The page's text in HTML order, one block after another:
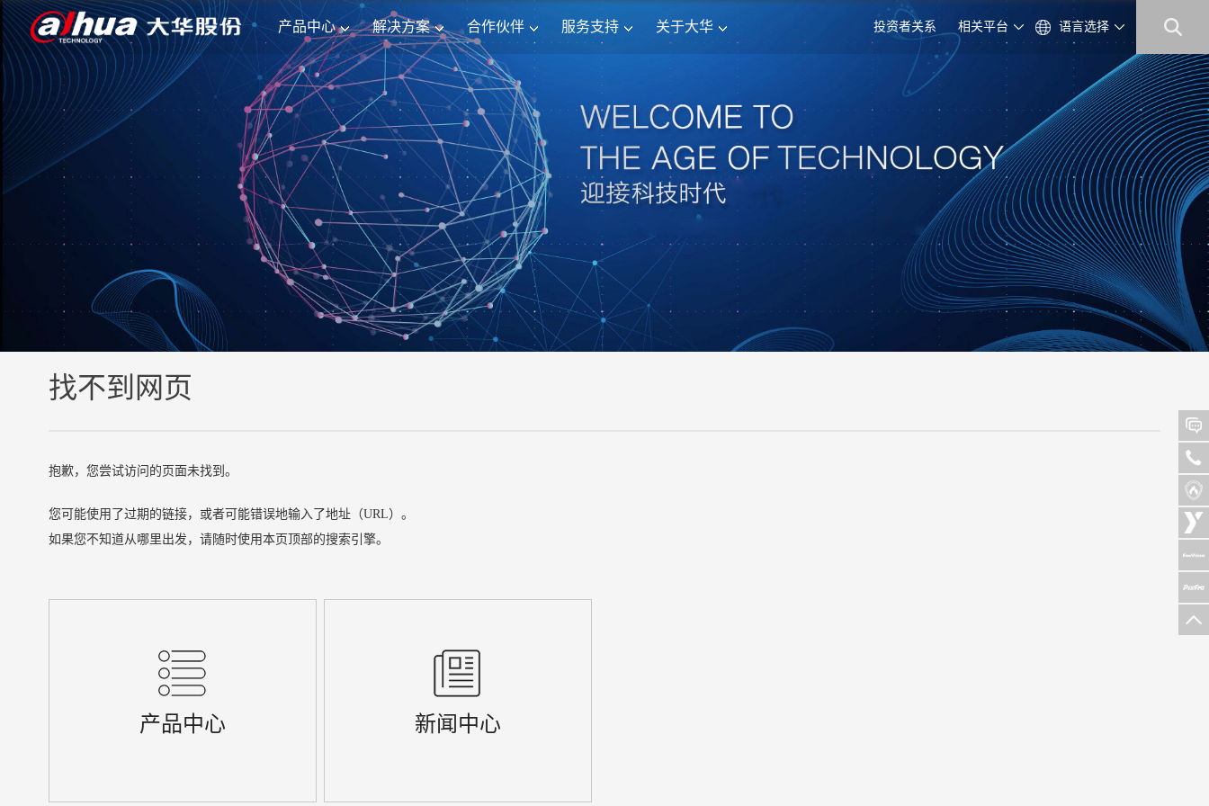
语言选择
相关平台
投资者关系
产品中心 解决方案 合作伙伴 服务支持 关于大华
找不到网页
抱歉，您尝试访问的页面未找到。
您可能使用了过期的链接，或者可能错误地输入了地址（URL）。
如果您不知道从哪里出发，请随时使用本页顶部的搜索引擎。
产品中心 新闻中心